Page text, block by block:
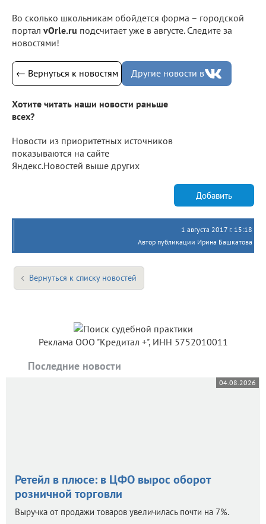
Во сколько школьникам обойдется форма – городской
портал vOrle.ru подсчитает уже в августе. Следите за
новостями!
← Вернуться к новостям Другие новости в
Хотите читать наши новости раньше
всех?
Новости из приоритетных источников
показываются на сайте
Яндекс.Новостей выше других
Добавить
1 августа 2017 г. 15:18
Автор публикации Ирина Башкатова
Вернуться к списку новостей
Реклама ООО "Кредитал +", ИНН 5752010011
Последние новости
04.08.2026
Ретейл в плюсе: в ЦФО вырос оборот
розничной торговли
Выручка от продажи товаров увеличилась почти на 7%.